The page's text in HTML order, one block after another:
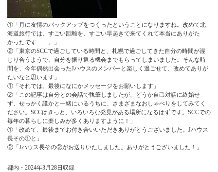
①「月に友情のバックアップをつくったということになりますね。改めて北
海道旅行では、すごい距離を、すごい早起きで来てくれて本当にありがた
かったです……。」
②「東京のSCCで過ごしている時間と、札幌で過ごしてきた自分の時間が混
じり合うようで、自分を振り返る機会までもらってしまいました。そんな時
間を、今年偶然出会ったJハウスのメンバーと楽しく過ごせて、改めてありが
たいなと思います」
①「それでは、最後になにかメッセージをお願いします」
②「この記事は自分との会話で執筆しましたが、どうか自己対話に終始せ
ず、せっかく誰かと一緒にいるうちに、さまざまなおしゃべりをしてみてく
ださい。SCCはきっと、いろいろな発見がある場所になるはずです。SCCでの
毎年の暮らしに楽しみが多くありますように！」
①「改めて、最後までお付き合いいただきありがとうございました。Jハウス
長その①と」
②「Jハウス長その②がお送りいたしました。ありがとうございました！」
都内・2024年3月28日収録